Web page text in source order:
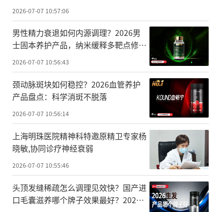
2026-07-07 10:57:06
男性精力衰退如何内源调理？2026男
士固本养护产品，纳米缓释多靶点修护
指南
2026-07-07 10:56:43
颈动脉斑块如何稳控？2026血管养护
产品盘点：科学消斑不脱落
2026-07-07 10:56:14
上海明珠医院精神科特邀原精卫专家杨
晓敏,协同诊疗神经衰弱
2026-07-07 10:55:46
头顶发缝稀疏怎么调理见效快？国产进
口毛囊滋养哪个牌子效果最好？2026